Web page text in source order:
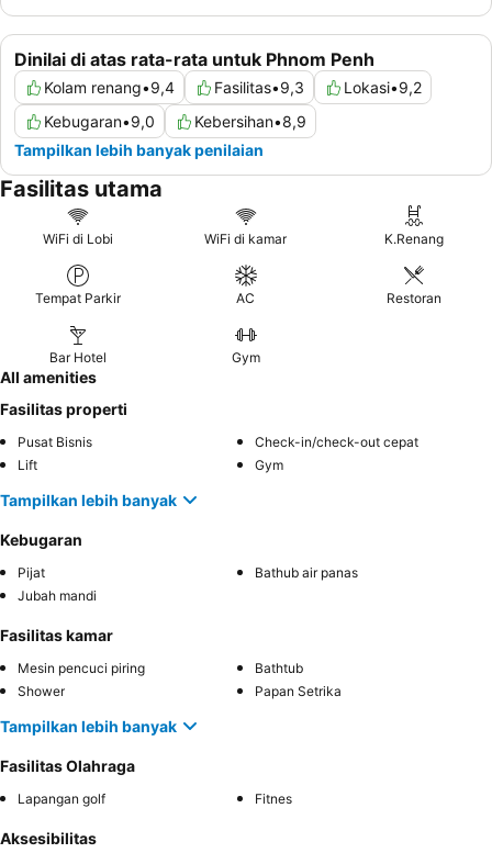
Dinilai di atas rata-rata untuk Phnom Penh
Kolam renang•9,4 Fasilitas•9,3 Lokasi•9,2
Kebugaran•9,0 Kebersihan•8,9
Tampilkan lebih banyak penilaian
Fasilitas utama
WiFi di Lobi WiFi di kamar K.Renang
Tempat Parkir AC Restoran
Bar Hotel Gym
All amenities
Fasilitas properti
Pusat Bisnis
Check-in/check-out cepat
Lift
Gym
Tampilkan lebih banyak
Kebugaran
Pijat
Bathub air panas
Jubah mandi
Fasilitas kamar
Mesin pencuci piring
Bathtub
Shower
Papan Setrika
Tampilkan lebih banyak
Fasilitas Olahraga
Lapangan golf Fitnes
Aksesibilitas